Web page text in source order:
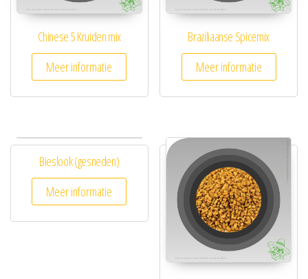
Chinese 5 Kruiden mix
Meer informatie
Braziliaanse Spicemix
Meer informatie
Bieslook (gesneden)
Meer informatie